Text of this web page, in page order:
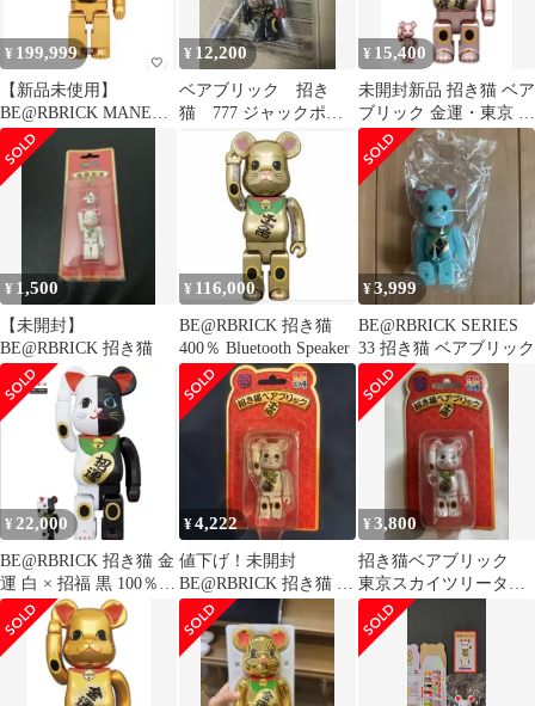
¥ 199,999
【新品未使用】
BE@RBRICK MANEKI
NEKO 金 招き猫
¥ 12,200
ベアブリック 招き
猫 777 ジャックポッ
ト フィギュア 未開
封 dコン限定
¥ 15,400
未開封新品 招き猫 ベア
ブリック 金運・東京 桃
金メッキ 100％ &
400％
¥ 1,500
【未開封】
BE@RBRICK 招き猫
¥ 116,000
BE@RBRICK 招き猫
400％ Bluetooth Speaker
¥3,999
BE@RBRICK SERIES
33 招き猫 ベアブリック
¥ 22,000
BE@RBRICK 招き猫 金
運 白 × 招福 黒 100％ &
400％
¥4,222
値下げ！未開封
BE@RBRICK 招き猫 東
京スカイツリータウ
ン・ソラマチ限定
¥3,800
招き猫ベアブリック
東京スカイツリータウ
ン ソラマチ 限定